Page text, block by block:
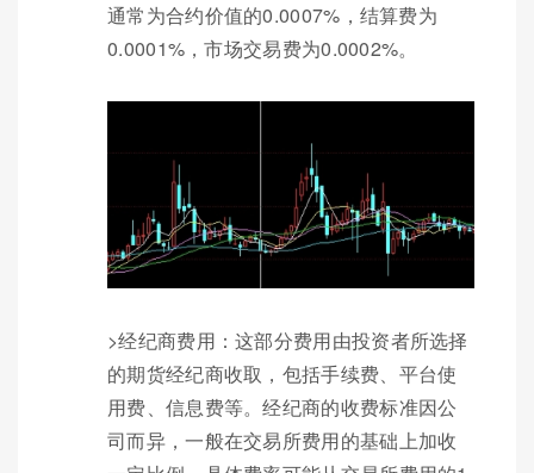
通常为合约价值的0.0007%，结算费为
0.0001%，市场交易费为0.0002%。
>经纪商费用：这部分费用由投资者所选择
的期货经纪商收取，包括手续费、平台使
用费、信息费等。经纪商的收费标准因公
司而异，一般在交易所费用的基础上加收